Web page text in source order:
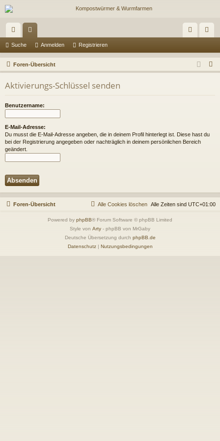
ch
ne
llz
ug
riff
en m
el
ist
rie
Suche Anmelden Registrieren
Foren-Übersicht
u
Aktivierungs-Schlüssel senden
Benutzername:
E-Mail-Adresse:
Du musst die E-Mail-Adresse angeben, die in deinem Profil hinterlegt ist. Diese hast du
bei der Registrierung angegeben oder nachträglich in deinem persönlichen Bereich
geändert.
Foren-Übersicht Alle Zeiten sind UTC+01:00
Alle Cookies löschen
Powered by phpBB® Forum Software © phpBB Limited
Style von Arty - phpBB von MrGaby
Deutsche Übersetzung durch phpBB.de
Datenschutz| Nutzungsbedingungen